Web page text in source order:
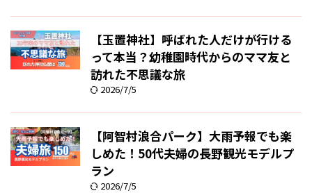
【玉置神社】呼ばれた人だけが行ける
って本当？幼稚園時代からのママ友と
訪れた不思議な旅
2026/7/5
【阿智村浪合パーク】大雨予報でも楽
しめた！50代夫婦の長野観光モデルプ
ラン
2026/7/5